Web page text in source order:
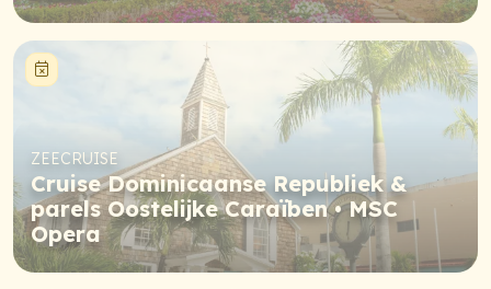
Niet meer beschikbaar
ZEECRUISE
Cruise Dominicaanse Republiek &
parels Oostelijke Caraïben • MSC
Opera